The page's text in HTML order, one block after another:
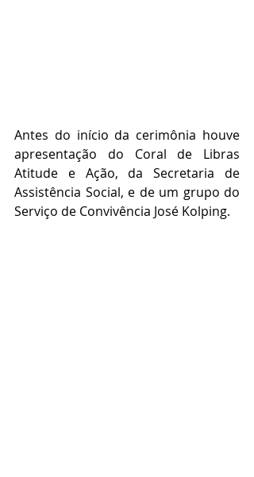
Antes do início da cerimônia houve
apresentação do Coral de Libras
Atitude e Ação, da Secretaria de
Assistência Social, e de um grupo do
Serviço de Convivência José Kolping.